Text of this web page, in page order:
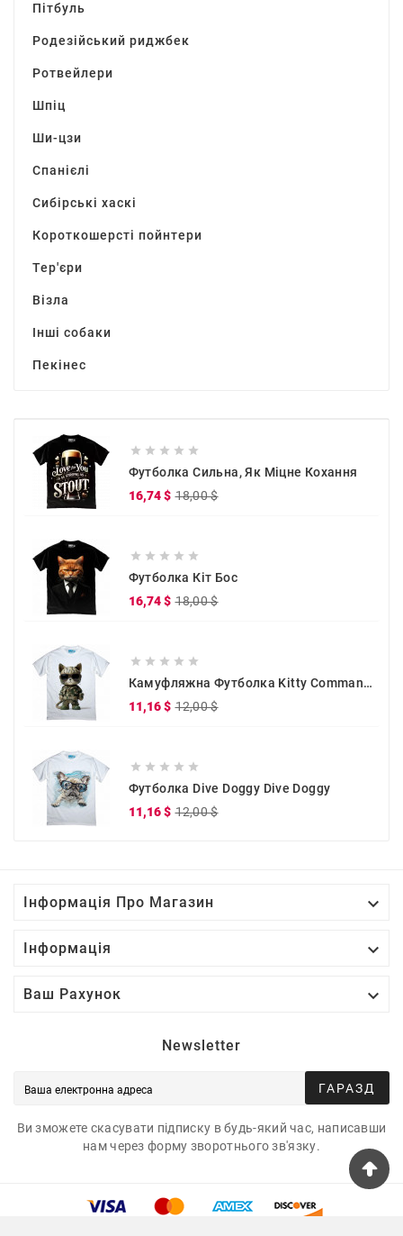
Пітбуль
Родезійський риджбек
Ротвейлери
Шпіц
Ши-цзи
Спанієлі
Сибірські хаскі
Короткошерсті пойнтери
Тер'єри
Візла
Інші собаки
Пекінес
    
Футболка Сильна, Як Міцне Кохання
16,74 $ 18,00 $
    
Футболка Кіт Бос
16,74 $ 18,00 $
    
Камуфляжна Футболка Kitty Commander
11,16 $ 12,00 $
    
Футболка Dive Doggy Dive Doggy
11,16 $ 12,00 $
Інформація Про Магазин 
Інформація 
Ваш Рахунок 
Newsletter
ГАРАЗД
Ви зможете скасувати підписку в будь-який час, написавши
нам через форму зворотнього зв'язку.